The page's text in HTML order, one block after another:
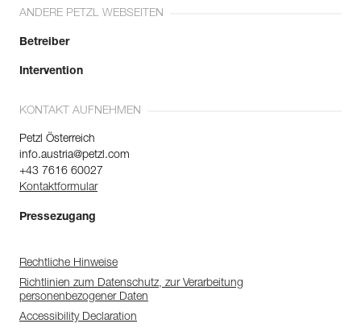
ANDERE PETZL WEBSEITEN
Betreiber
Intervention
KONTAKT AUFNEHMEN
Petzl Österreich
info.austria@petzl.com
+43 7616 60027
Kontaktformular
Pressezugang
Rechtliche Hinweise
Richtlinien zum Datenschutz, zur Verarbeitung
personenbezogener Daten
Accessibility Declaration